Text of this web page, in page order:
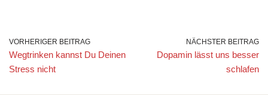
VORHERIGER BEITRAG
Wegtrinken kannst Du Deinen
Stress nicht
NÄCHSTER BEITRAG
Dopamin lässt uns besser
schlafen